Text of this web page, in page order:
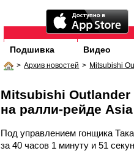
Подшивка Видео
> Архив новостей > Mitsubishi
Mitsubishi
на ралли-рейде
Под управлением гонщика
за 40 часов 1 минуту и 51